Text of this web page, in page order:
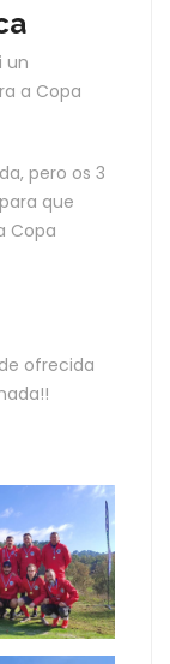
un
a Copa
pero os 3
que
Copa
ofrecida